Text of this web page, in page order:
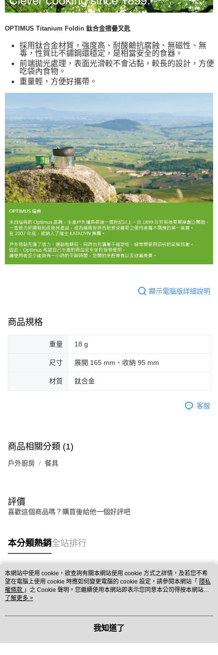
每筆NT$80，滿NT$490(含以上)免運費
離島宅配
每筆NT$80，滿NT$490(含以上)免運費
付款後門市自取
免運費
OPTIMUS Titanium Foldin 鈦合金摺疊叉匙
採用鈦合金材質，強度高、耐酸鹼抗腐蝕、無磁性、無
毒，性質比不鏽鋼還穩定，是相當安全的食器。
前端拋光處理，表面光滑較不會沾黏，較長的設計，方便
吃袋內食物。
重量輕，方便好攜帶。
顯示電腦版詳細說明
商品規格
重量 18 g
尺寸 展開 165 mm、收納 95 mm
材質 鈦合金
客服
商品相關分類 (1)
戶外廚房 餐具
評價
喜歡這個商品嗎？購買後給他一個好評吧
本分類熱銷全站排行
熱門標籤
本網站中使用 cookie，欲查詢有關本網站使用 cookie 方式之詳情，及若您不希
望在電腦上使用 cookie 時應如何變更電腦的 cookie 設定，請參閱本網站「 隱私
權條款 」之 Cookie 聲明。您繼續使用本網站即表示您同意本公司得按本網站使
用條款之 Cookie 聲明使用 cookie。
了解更多 >
我知道了